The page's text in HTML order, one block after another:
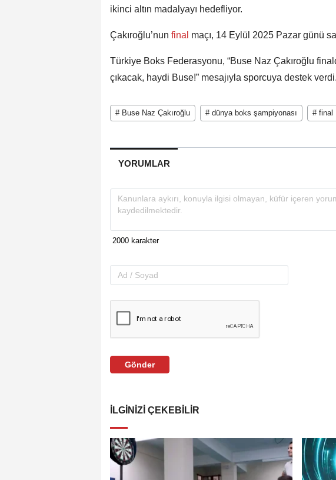
ikinci altın madalyayı hedefliyor.
Çakıroğlu’nun final maçı, 14 Eylül 2025 Pazar günü
Türkiye Boks Federasyonu, “Buse Naz Çakıroğlu
çıkacak, haydi Buse!” mesajıyla sporcuya destek verdi.
# Buse Naz Çakıroğlu # dünya boks şampiyonası # final
YORUMLAR
Gönder
İLGINIZI ÇEKEBILIR